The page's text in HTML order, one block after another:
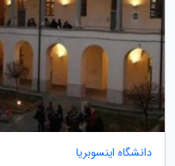
دانشگاه اینسوبریا